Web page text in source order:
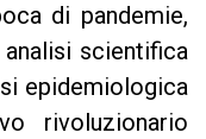
di pandemie,
scientifica
epidemiologica
rivoluzionario